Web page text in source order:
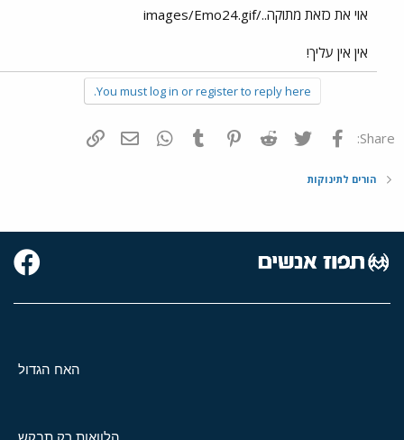
אוי את כזאת מתוקה../images/Emo24.gif
אין אין עליך!
You must log in or register to reply here.
Share: פייסבוק Twitter
Reddit
Pinterest
Tumblr
WhatsAppדואר אלקטרוני
הורים לתינוקות
האח הגדול
הלוואות רק תבקש